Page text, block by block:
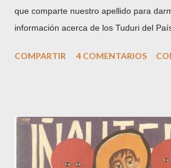
que comparte nuestro apellido para
información acerca de los Tuduri del
Menorca, procedencia del apellido y
MISCELÁNEA GENEALÓGICA.
de la rama vasca de los Tudurí. "El
la sala "Pompeu Fabra" del colegio de
COMPARTIR 4 COMENTARIOS